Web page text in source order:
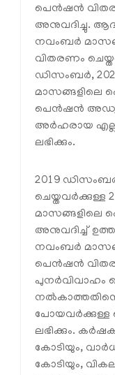
പെന്‍ഷന്‍
അനുവദിച്ചു.
നവംബര്‍
വിതരണം
ഡിസംബര്‍,
മാസങ്ങളിലെ
പെന്‍ഷന്‍
അര്‍ഹരായ
ലഭിക്കും.
2019
ചെയ്തവര്‍ക്കുള്ള
മാസങ്ങളിലെ
അനുവദിച്ച്
നവംബര്‍
പെന്‍ഷന്‍
പുനര്‍വിവാഹം
പോയവര്‍ക്കുള്ള
ലഭിക്കും.
കോടിയും,
കോടിയും,